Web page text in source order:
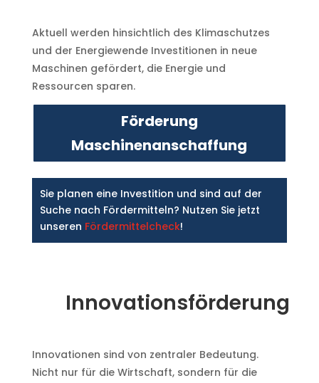
Aktuell werden hinsichtlich des Klimaschutzes
und der Energiewende Investitionen in neue
Maschinen gefördert, die Energie und
Ressourcen sparen.
Förderung
Maschinenanschaffung
Sie planen eine Investition und sind auf der
Suche nach Fördermitteln? Nutzen Sie jetzt
unseren Fördermittelcheck!
Innovationsförderung
Innovationen sind von zentraler Bedeutung.
Nicht nur für die Wirtschaft, sondern für die